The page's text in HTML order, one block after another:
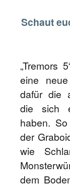
Schaut
„Tremors
eine
dafür die
die sich
haben.
der
wie
dem